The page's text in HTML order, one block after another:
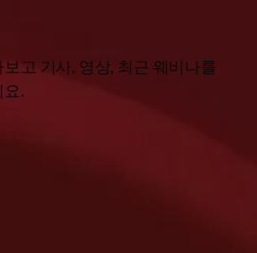
고 기사, 영상, 최근 웨비나를
.